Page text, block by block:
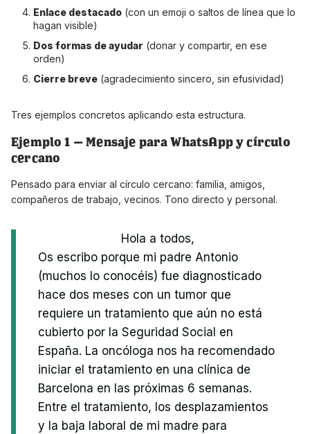
Enlace destacado (con un emoji o saltos de línea que lo
hagan visible)
Dos formas de ayudar (donar y compartir, en ese
orden)
Cierre breve (agradecimiento sincero, sin efusividad)
Tres ejemplos concretos aplicando esta estructura.
Ejemplo 1 — Mensaje para WhatsApp y círculo
cercano
Pensado para enviar al círculo cercano: familia, amigos,
compañeros de trabajo, vecinos. Tono directo y personal.
Hola a todos,
Os escribo porque mi padre Antonio
(muchos lo conocéis) fue diagnosticado
hace dos meses con un tumor que
requiere un tratamiento que aún no está
cubierto por la Seguridad Social en
España. La oncóloga nos ha recomendado
iniciar el tratamiento en una clínica de
Barcelona en las próximas 6 semanas.
Entre el tratamiento, los desplazamientos
y la baja laboral de mi madre para